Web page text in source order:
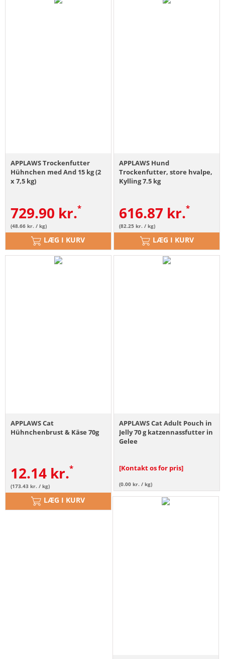
APPLAWS Trockenfutter
Hühnchen med And 15 kg (2
x 7,5 kg)
729.90 kr.
(48.66 kr. / kg)
LÆG I KURV
APPLAWS Hund
Trockenfutter, store hvalpe,
Kylling 7.5 kg
616.87 kr.
(82.25 kr. / kg)
LÆG I KURV
APPLAWS Cat
Hühnchenbrust & Käse 70g
12.14 kr.
(173.43 kr. / kg)
LÆG I KURV
APPLAWS Cat Adult Pouch in
Jelly 70 g katzennassfutter in
Gelee
[Kontakt os for pris]
(0.00 kr. / kg)